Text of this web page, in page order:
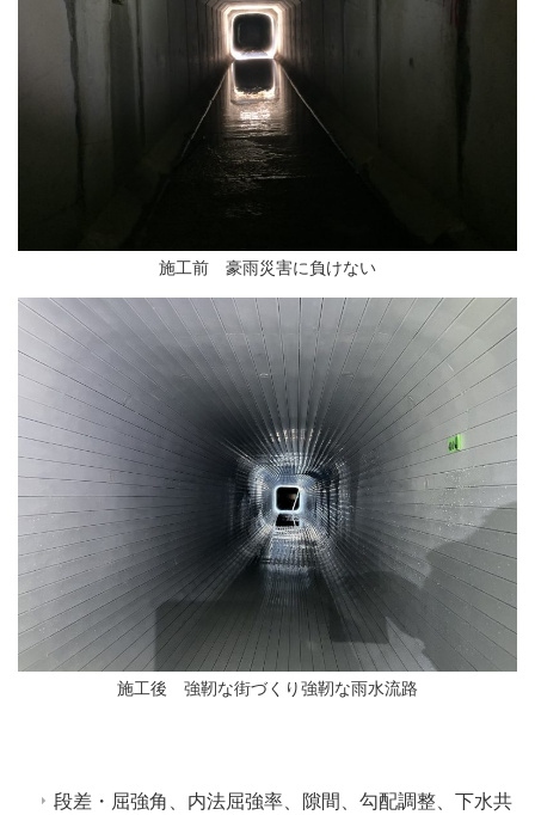
施工前 豪雨災害に負けない
施工後 強靭な街づくり強靭な雨水流路
段差・屈強角、内法屈強率、隙間、勾配調整、下水共